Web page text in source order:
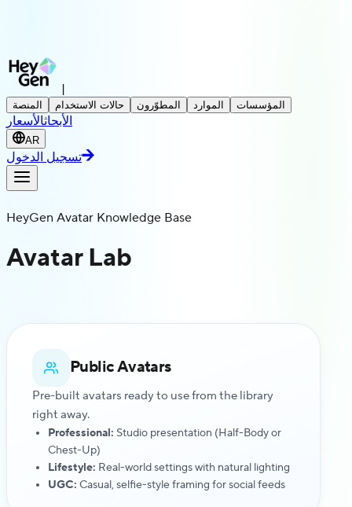
|
المنصة حالات الاستخدام المطوّرون الموارد المؤسسات
الأبحاثالأسعار
AR
تسجيل الدخول
HeyGen Avatar Knowledge Base
Avatar Lab
Public Avatars
Pre-built avatars ready to use from the library
right away.
Professional: Studio presentation (Half-Body or
Chest-Up)
Lifestyle: Real-world settings with natural lighting
UGC: Casual, selfie-style framing for social feeds